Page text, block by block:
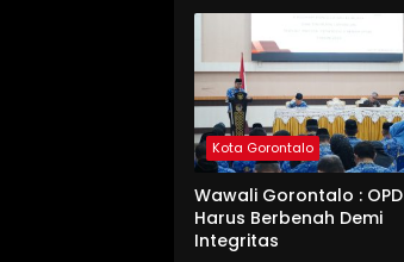
Kota Gorontalo
Wawali Gorontalo : OPD
Harus Berbenah Demi
Integritas